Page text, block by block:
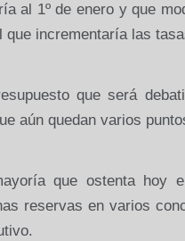
al 1º de enero y que
que incrementaría las
que será
aún quedan varios
que ostenta hoy
reservas en varios